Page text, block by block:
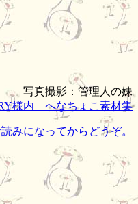
写真撮影：管理人の妹
様内 へなちょこ素材集
みになってからどうぞ。